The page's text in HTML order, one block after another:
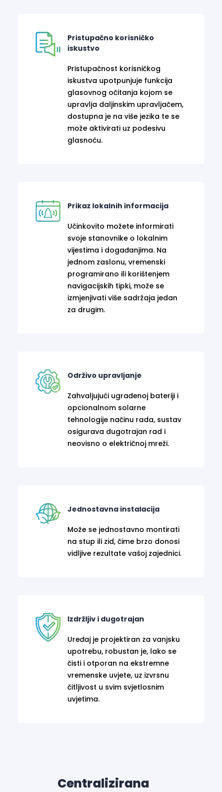
Pristupačno korisničko
iskustvo
Pristupačnost korisničkog
iskustva upotpunjuje funkcija
glasovnog očitanja kojom se
upravlja daljinskim upravljačem,
dostupna je na više jezika te se
može aktivirati uz podesivu
glasnoću.
Prikaz lokalnih informacija
Učinkovito možete informirati
svoje stanovnike o lokalnim
vijestima i događanjima. Na
jednom zaslonu, vremenski
programirano ili korištenjem
navigacijskih tipki, može se
izmjenjivati više sadržaja jedan
za drugim.
Održivo upravljanje
Zahvaljujući ugrađenoj bateriji i
opcionalnom solarne
tehnologije načinu rada, sustav
osigurava dugotrajan rad i
neovisno o električnoj mreži.
Jednostavna instalacija
Može se jednostavno montirati
na stup ili zid, čime brzo donosi
vidljive rezultate vašoj zajednici.
Izdržljiv i dugotrajan
Uređaj je projektiran za vanjsku
upotrebu, robustan je, lako se
čisti i otporan na ekstremne
vremenske uvjete, uz izvrsnu
čitljivost u svim svjetlosnim
uvjetima.
Centralizirana